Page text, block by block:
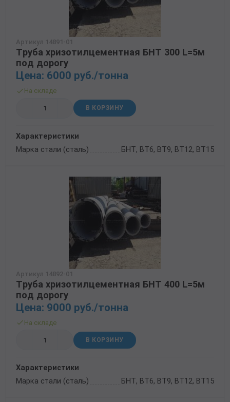
Артикул 14891-01
Труба хризотилцементная БНТ 300 L=5м
под дорогу
Цена: 6000 руб./тонна
На складе
В КОРЗИНУ
Характеристики
Марка стали (сталь)
БНТ, ВТ6, ВТ9, ВТ12, ВТ15
Артикул 14892-01
Труба хризотилцементная БНТ 400 L=5м
под дорогу
Цена: 9000 руб./тонна
На складе
В КОРЗИНУ
Характеристики
Марка стали (сталь)
БНТ, ВТ6, ВТ9, ВТ12, ВТ15